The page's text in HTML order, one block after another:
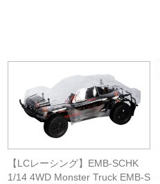
【LCレーシング】EMB-SCHK
1/14 4WD Monster Truck EMB-S